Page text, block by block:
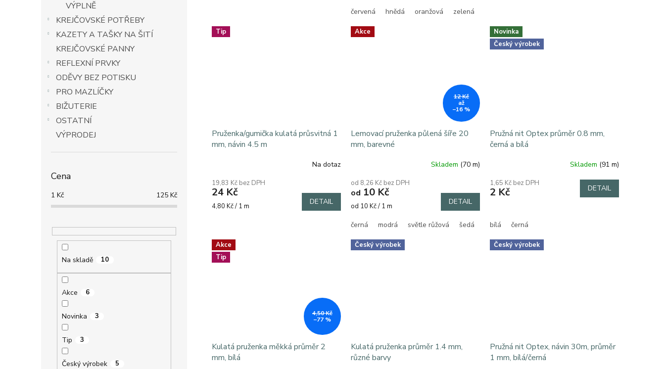
VÝPLNĚ
KREJČOVSKÉ POTŘEBY
KAZETY A TAŠKY NA ŠITÍ
KREJČOVSKÉ PANNY
REFLEXNÍ PRVKY
ODĚVY BEZ POTISKU
PRO MAZLÍČKY
BIŽUTERIE
OSTATNÍ
VÝPRODEJ
Cena
1 Kč 125 Kč
Na skladě 10
Akce 6
Novinka 3
Tip 3
Český výrobek 5
hvězdiček.
z
hvězdiček.
červená hnědá oranžová zelená
Tip
Pruženka/gumička kulatá průsvitná 1
mm, návin 4.5 m
produktu
je
5,0
Na dotaz
19,83 Kč bez DPH
24 Kč
Měrná
4,80 Kč / 1 m DETAIL
Akce
12 Kč
až
–16 %
Lemovací pruženka půlená šíře 20
mm, barevné
Skladem (70 m)
od 8,26 Kč bez DPH
od 10 Kč
Měrná
od 10 Kč / 1 m DETAIL
černá modrá světle růžová šedá
Novinka
Český výrobek
Pružná nit Optex průměr 0.8 mm,
černá a bílá
produktu
je
5
Skladem (91 m)
1,65 Kč bez DPH
2 Kč DETAIL
bílá černá
Akce
Tip
4,50 Kč
–77 %
Kulatá pruženka měkká průměr 2
mm, bílá
Český výrobek
Kulatá pruženka průměr 1.4 mm,
různé barvy
Český výrobek
Pružná nit Optex, návin 30m, průměr
1 mm, bílá/černá